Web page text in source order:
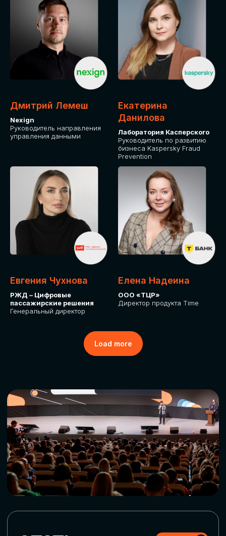
Дмитрий Лемеш
Nexign
Руководитель направления
управления данными
Екатерина
Данилова
Лаборатория Касперского
Руководитель по развитию
бизнеса Kaspersky Fraud
Prevention
Евгения Чухнова
РЖД – Цифровые
пассажирские решения
Генеральный директор
Елена Надеина
ООО «ТЦР»
Директор продукта Time
Load more
ДЛЯ ОПЛАТЫ БИЛЕТОВ
ОТ ФИЗИЧЕСКОГО ЛИЦА
Оплата через сервис Timepad
ПРИОБРЕСТИ БИЛЕТ